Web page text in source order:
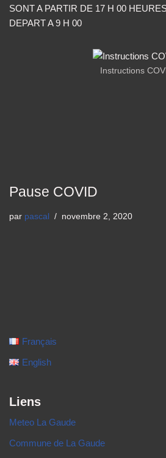
SONT A PARTIR DE 17 H 00
DEPART A 9 H 00
Instructions
Pause COVID
par pascal novembre 2, 2020
Français
English
Liens
Meteo La Gaude
Commune de La Gaude